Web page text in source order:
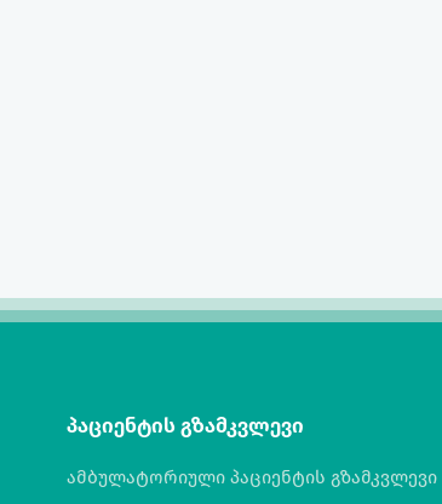
პაციენტის გზამკვლევი
ამბულატორიული პაციენტის გზამკვლევი